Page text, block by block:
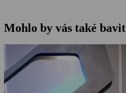
Mohlo by vás také bavit